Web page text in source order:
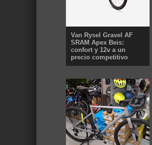
Van Rysel Gravel AF
SRAM Apex Beis:
confort y 12v a un
precio competitivo